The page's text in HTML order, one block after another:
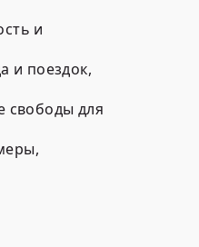
и
и поездок,
свободы для